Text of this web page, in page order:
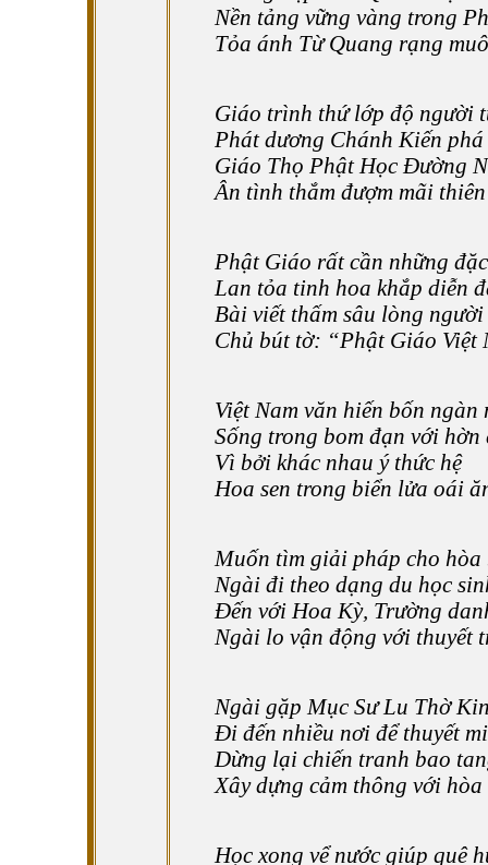
Nền tảng vững vàng trong
Tỏa ánh Từ Quang rạng
Giáo trình thứ lớp độ người
Phát dương Chánh Kiến phá
Giáo Thọ Phật Học Đường
Ân tình thắm đượm mãi
Phật Giáo rất cần những
Lan tỏa tinh hoa khắp diễn
Bài viết thấm sâu lòng người
Chủ bút tờ: “Phật Giáo Việt
Việt Nam văn hiến bốn ngàn
Sống trong bom đạn với hờn
Vì bởi khác nhau ý thức hệ
Hoa sen trong biển lửa oái
Muốn tìm giải pháp cho hòa
Ngài đi theo dạng du học
Đến với Hoa Kỳ, Trường
Ngài lo vận động với thuyết
Ngài gặp Mục Sư Lu Thờ
Đi đến nhiều nơi để thuyết
Dừng lại chiến tranh bao
Xây dựng cảm thông với
Học xong vể nước giúp quê